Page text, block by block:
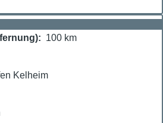
100 km
Kelheim